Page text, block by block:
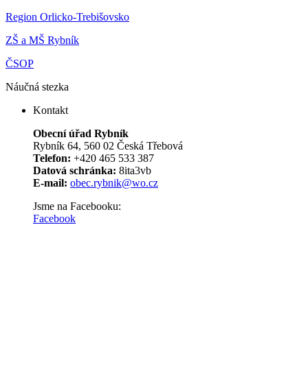
Region Orlicko-Trebišovsko
ZŠ a MŠ Rybník
ČSOP
Náučná stezka
Kontakt
Obecní úřad Rybník
Rybník 64, 560 02 Česká Třebová
Telefon: +420 465 533 387
Datová schránka: 8ita3vb
E-mail: obec.rybnik@wo.cz
Jsme na Facebooku:
Facebook